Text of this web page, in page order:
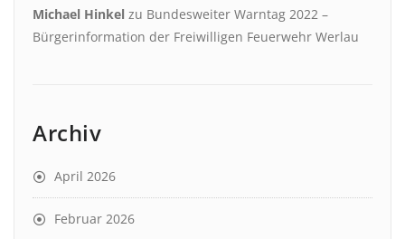
Michael Hinkel zu Bundesweiter Warntag 2022 –
Bürgerinformation der Freiwilligen Feuerwehr Werlau
Archiv
April 2026
Februar 2026